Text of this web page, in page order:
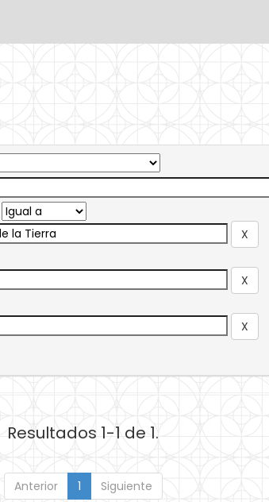
Resultados 1-1 de 1.
Anterior 1 Siguiente